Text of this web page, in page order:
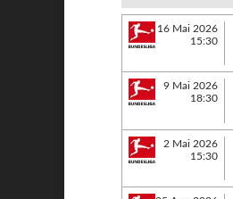
16 Mai 2026
15:30
9 Mai 2026
18:30
2 Mai 2026
15:30